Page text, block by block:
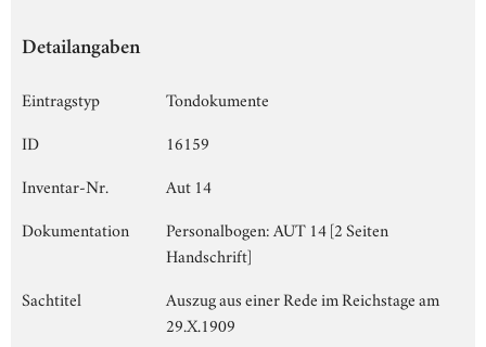
Detailangaben
Eintragstyp
Tondokumente
ID
16159
Inventar-Nr.
Aut 14
Dokumentation
Personalbogen: AUT 14 [2 Seiten
Handschrift]
Sachtitel
Auszug aus einer Rede im Reichstage am
29.X.1909